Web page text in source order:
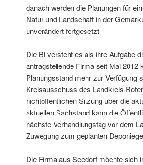
danach werden die Planungen für
Natur und Landschaft in der
unverändert fortgesetzt.
Die BI versteht es als ihre Aufgabe
antragstellende Firma seit Mai 2012
Planungsstand mehr zur Verfügung
Kreisausschuss des Landkreis
nichtöffentlichen Sitzung über die
aktuellen Sachstand kann die
nächste Verhandlungstag vor dem
Zuwegung zum geplanten
Die Firma aus Seedorf möchte sich